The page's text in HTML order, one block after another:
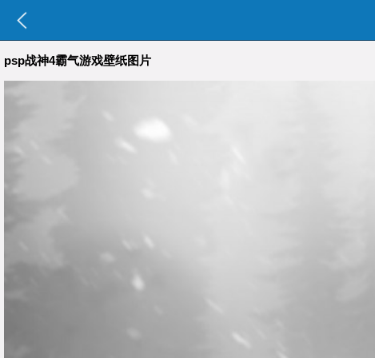
psp战神4霸气游戏壁纸图片